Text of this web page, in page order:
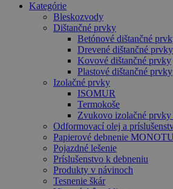
Kategórie
Bleskozvody
Dištančné prvky
Betónové dištančné
Drevené dištančné prvky
Kovové dištančné prvky
Plastové dištančné prvky
Izolačné prvky
ISOMUR
Termokoše
Zvukovo izolačné
Odformovací olej a
Papierové debnenie
Pojazdné lešenie
Príslušenstvo k debneniu
Produkty v návinoch
Tesnenie škár